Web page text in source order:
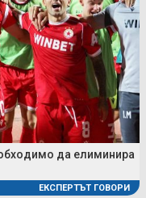
да елиминира
ЕКСПЕРТЪТ ГОВОРИ